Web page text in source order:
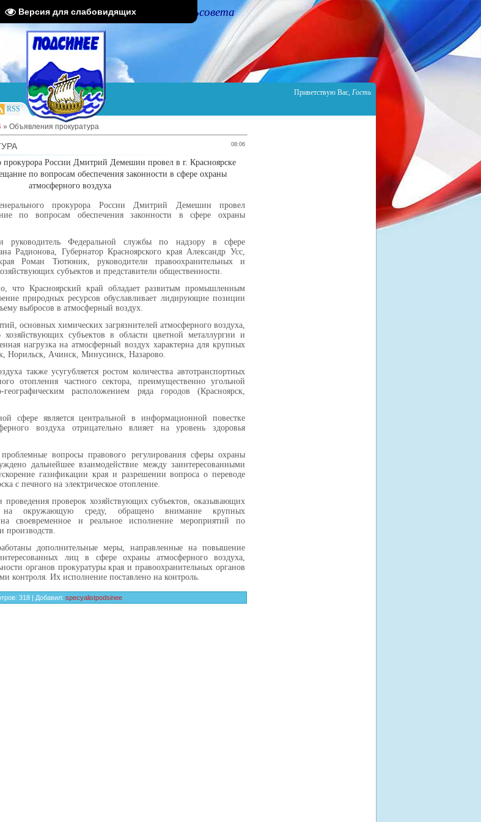
Версия для слабовидящих
Администрации Подсинского сельсовета
Приветствую Вас, Гость
RSS
» Объявления прокуратура
08:06
прокурора России Дмитрий Демешин провел в г. Красноярске
по вопросам обеспечения законности в сфере охраны
атмосферного воздуха
прокурора России Дмитрий Демешин провел
по вопросам обеспечения законности в сфере охраны
руководитель Федеральной службы по надзору в сфере
Радионова, Губернатор Красноярского края Александр Усс,
Роман Тютюник, руководители правоохранительных и
субъектов и представители общественности.
что Красноярский край обладает развитым промышленным
природных ресурсов обуславливает лидирующие позиции
выбросов в атмосферный воздух.
основных химических загрязнителей атмосферного воздуха,
хозяйствующих субъектов в области цветной металлургии и
нагрузка на атмосферный воздух характерна для крупных
Норильск, Ачинск, Минусинск, Назарово.
также усугубляется ростом количества автотранспортных
отопления частного сектора, преимущественно угольной
расположением ряда городов (Красноярск,
сфере является центральной в информационной повестке
воздуха отрицательно влияет на уровень здоровья
вопросы правового регулирования сферы охраны
дальнейшее взаимодействие между заинтересованными
газификации края и разрешении вопроса о переводе
с печного на электрическое отопление.
проверок хозяйствующих субъектов, оказывающих
на окружающую среду, обращено внимание крупных
своевременное и реальное исполнение мероприятий по
производств.
дополнительные меры, направленные на повышение
лиц в сфере охраны атмосферного воздуха,
органов прокуратуры края и правоохранительных органов
контроля. Их исполнение поставлено на контроль.
: 318 | Добавил: specyalistpodsinee